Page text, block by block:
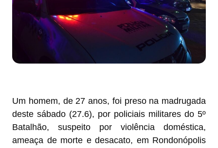
Um homem, de 27 anos, foi preso na madrugada
deste sábado (27.6), por policiais militares do 5º
Batalhão, suspeito por violência doméstica,
ameaça de morte e desacato, em Rondonópolis